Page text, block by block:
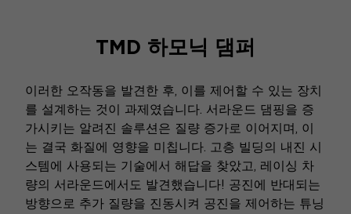
TMD 하모닉 댐퍼
이러한 오작동을 발견한 후, 이를 제어할 수 있는 장치
를 설계하는 것이 과제였습니다. 서라운드 댐핑을 증
가시키는 알려진 솔루션은 질량 증가로 이어지며, 이
는 결국 화질에 영향을 미칩니다. 고층 빌딩의 내진 시
스템에 사용되는 기술에서 해답을 찾았고, 레이싱 차
량의 서라운드에서도 발견했습니다! 공진에 반대되는
방향으로 추가 질량을 진동시켜 공진을 제어하는 튜닝